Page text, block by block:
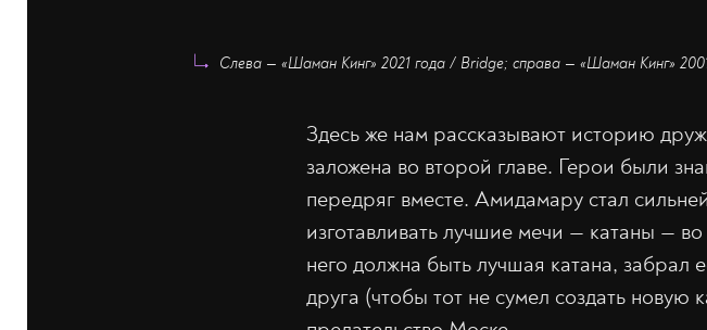
Слева — «Шаман Кинг» 2021 года / Bridge; справа — «Шаман Кинг»
Здесь же нам рассказывают историю
заложена во второй главе. Герои были
передряг вместе. Амидамару стал
изготавливать лучшие мечи — катаны —
него должна быть лучшая катана, забрал
друга (чтобы тот не сумел создать